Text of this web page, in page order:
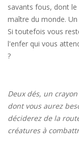
savants fous, dont
maître du monde.
Si toutefois vous
l'enfer qui vous
?
Deux dés, un
dont vous aurez
déciderez de la
créatures à